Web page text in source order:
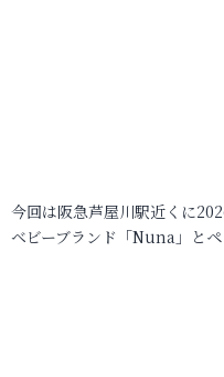
今回は阪急芦屋川駅近くに
ベビーブランド「Nuna」と